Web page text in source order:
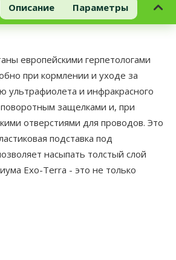
Описание Параметры
европейскими герпетологами
при кормлении и уходе за
ультрафиолета и инфракрасного
поворотным защелками и, при
отверстиями для проводов. Это
подставка под
насыпать толстый слой
Exo-Terra - это не только